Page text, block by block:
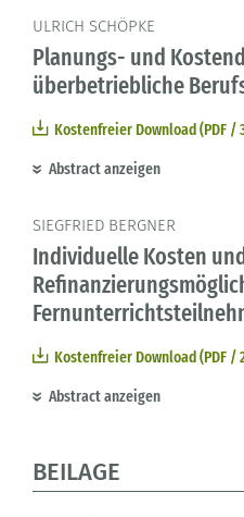
ULRICH SCHÖPKE
Planungs- und
überbetriebliche
Kostenfreier Download (PDF /
Abstract anzeigen
SIEGFRIED BERGNER
Individuelle Kosten
Kostenfreier Download (PDF /
Abstract anzeigen
BEILAGE